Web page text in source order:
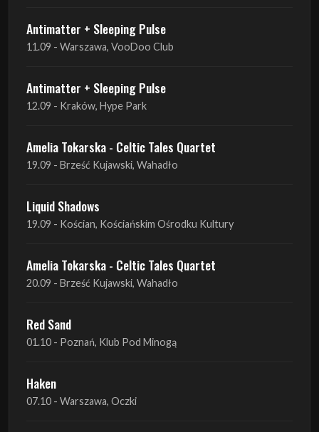
Antimatter + Sleeping Pulse
11.09 - Warszawa, VooDoo Club
Antimatter + Sleeping Pulse
12.09 - Kraków, Hype Park
Amelia Tokarska - Celtic Tales Quartet
19.09 - Brześć Kujawski, Wahadło
Liquid Shadows
19.09 - Kościan, Kościańskim Ośrodku Kultury
Amelia Tokarska - Celtic Tales Quartet
20.09 - Brześć Kujawski, Wahadło
Red Sand
01.10 - Poznań, Klub Pod Minogą
Haken
07.10 - Warszawa, Oczki